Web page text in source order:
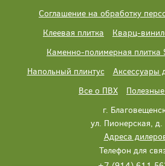
Соглашение на обработку
Клеевая плитка
Кварц-
Каменно-полимерная плитка
Напольный плинтус
Аксессуары
Все о ПВХ
г.
ул. Пионерская,
Адреса
Телефон для